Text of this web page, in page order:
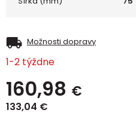
Možnosti dopravy
1-2 týždne
160,98 €
133,04 €